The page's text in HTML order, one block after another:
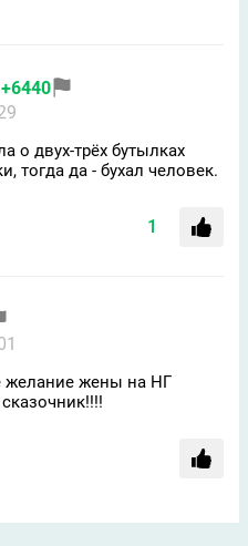
+6440
о двух-трёх бутылках
тогда да - бухал человек.
1
желание жены на НГ